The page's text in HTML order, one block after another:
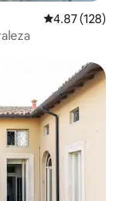
Calificación
4.87 (128)